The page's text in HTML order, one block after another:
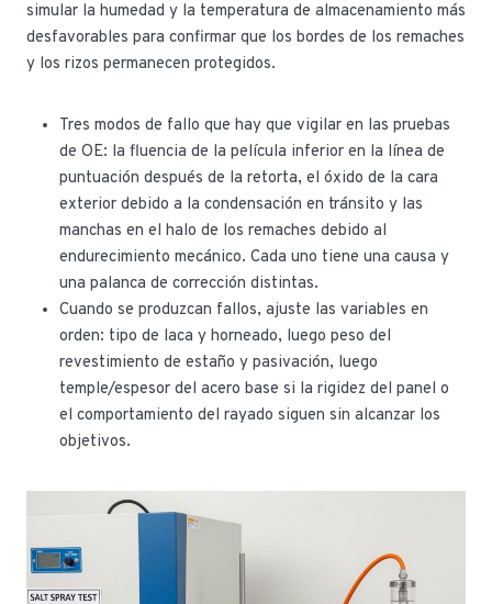
simular la humedad y la temperatura de almacenamiento más
desfavorables para confirmar que los bordes de los remaches
y los rizos permanecen protegidos.
Tres modos de fallo que hay que vigilar en las pruebas
de OE: la fluencia de la película inferior en la línea de
puntuación después de la retorta, el óxido de la cara
exterior debido a la condensación en tránsito y las
manchas en el halo de los remaches debido al
endurecimiento mecánico. Cada uno tiene una causa y
una palanca de corrección distintas.
Cuando se produzcan fallos, ajuste las variables en
orden: tipo de laca y horneado, luego peso del
revestimiento de estaño y pasivación, luego
temple/espesor del acero base si la rigidez del panel o
el comportamiento del rayado siguen sin alcanzar los
objetivos.